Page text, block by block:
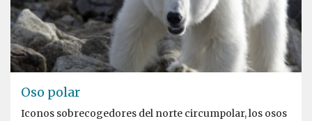
Oso polar
Iconos sobrecogedores del norte circumpolar, los osos